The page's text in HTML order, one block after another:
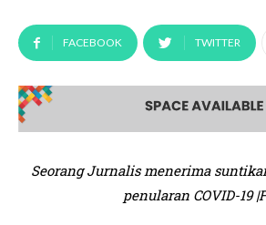
FACEBOOK TWITTER
Seorang Jurnalis menerima
penularan COVID-19